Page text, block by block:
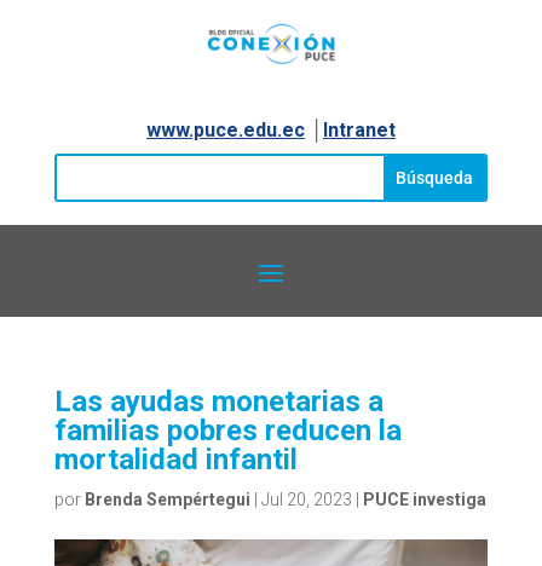
www.puce.edu.ec│ Intranet
Las ayudas monetarias a
familias pobres reducen la
mortalidad infantil
por Brenda Sempértegui Jul 20, 2023 PUCE investiga